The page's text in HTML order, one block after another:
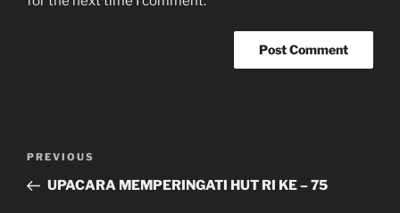
Previous
Post
PREVIOUS
UPACARA MEMPERINGATI HUT RI KE – 75